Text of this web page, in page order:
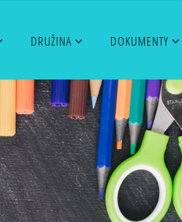
DRUŽINA DOKUMENTY